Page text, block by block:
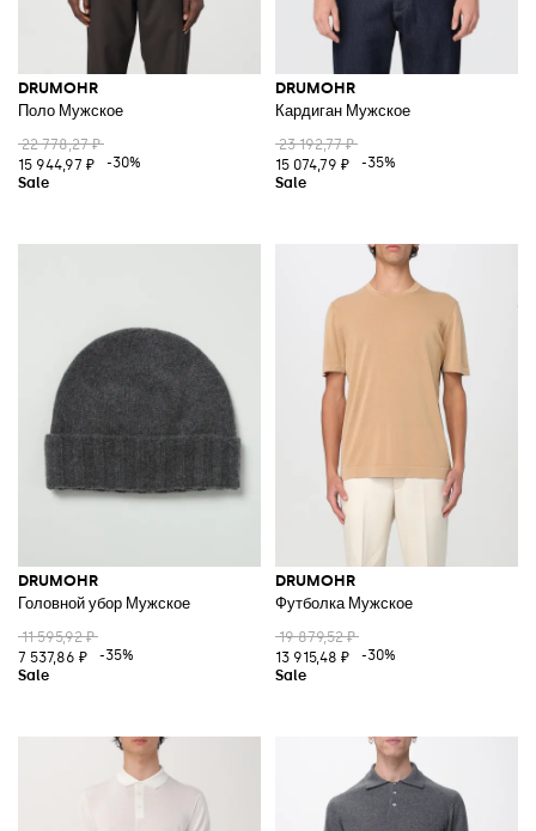
DRUMOHR
Поло Мужское
22 778,27 ₽
15 944,97 ₽
-30%
DRUMOHR
Кардиган Мужское
23 192,77 ₽
15 074,79 ₽
-35%
DRUMOHR
Головной убор Мужское
11 595,92 ₽
7 537,86 ₽
-35%
DRUMOHR
Футболка Мужское
19 879,52 ₽
13 915,48 ₽
-30%